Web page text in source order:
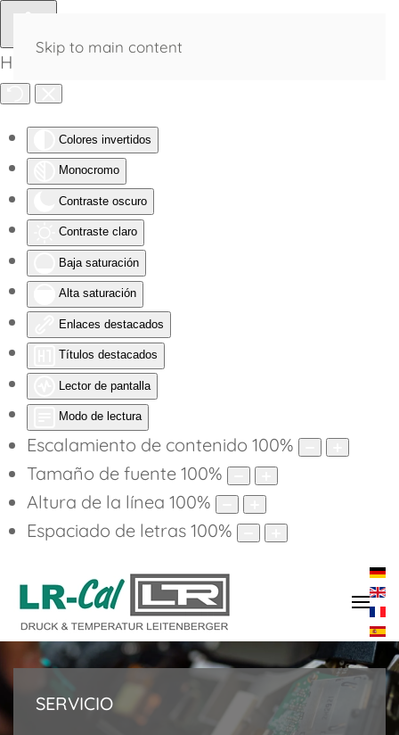
Herramientas de Accesibilidad
Colores invertidos
Monocromo
Contraste oscuro
Contraste claro
Baja saturación
Alta saturación
Enlaces destacados
Títulos destacados
Lector de pantalla
Modo de lectura
Escalamiento de contenido 100%
Tamaño de fuente 100%
Altura de la línea 100%
Espaciado de letras 100%
Skip to main content
SERVICIO